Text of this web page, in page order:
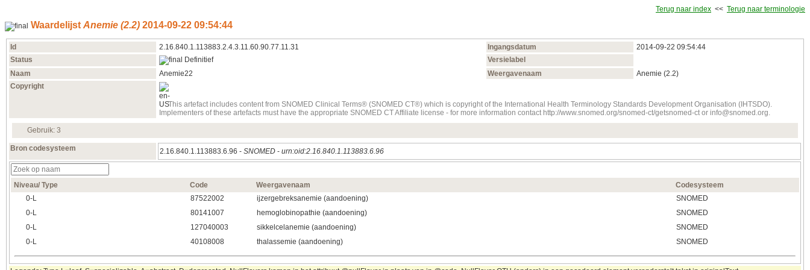
Terug naar index << Terug naar terminologie
Waardelijst Anemie (2.2) 2014‑09‑22 09:54:44
Id 2.16.840.1.113883.2.4.3.11.60.90.77.11.31 Ingangsdatum
2014‑09‑22 09:54:44
Status
Definitief
Versielabel
Naam
Anemie22 Weergavenaam
Anemie (2.2)
Copyright
This artefact includes content from SNOMED Clinical Terms® (SNOMED CT®) which is copyright of the International Health Terminology Standards Development Organisation (IHTSDO).
Implementers of these artefacts must have the appropriate SNOMED CT Affiliate license - for more information contact http://www.snomed.org/snomed-ct/getsnomed-ct or info@snomed.org.
Gebruik: 3
Bron codesysteem 2.16.840.1.113883.6.96 - SNOMED - urn:oid:2.16.840.1.113883.6.96
Niveau/ Type Code Weergavenaam
Codesysteem
0‑L
87522002 ijzergebreksanemie (aandoening)
SNOMED
0‑L
80141007 hemoglobinopathie (aandoening)
SNOMED
0‑L
127040003 sikkelcelanemie (aandoening)
SNOMED
0‑L
40108008 thalassemie (aandoening) SNOMED